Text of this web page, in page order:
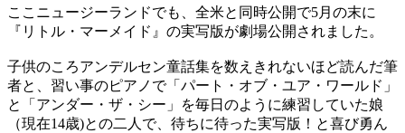
ここニュージーランドでも、全米と同時公開で5月の末に
『リトル・マーメイド』の実写版が劇場公開されました。
子供のころアンデルセン童話集を数えきれないほど読んだ筆
者と、習い事のピアノで「パート・オブ・ユア・ワールド」
と「アンダー・ザ・シー」を毎日のように練習していた娘
（現在14歳)との二人で、待ちに待った実写版！と喜び勇ん